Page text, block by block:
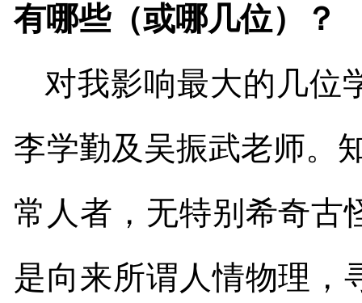
有哪些（或哪几位）？
对我影响最大的几位
李学勤及吴振武老师。
常人者，无特别希奇古
是向来所谓人情物理，